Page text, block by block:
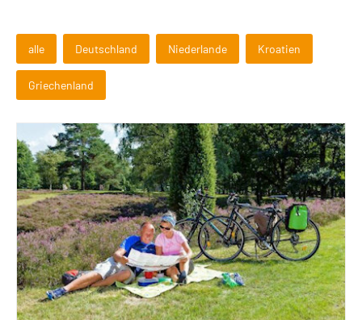
alle Deutschland Niederlande Kroatien
Griechenland